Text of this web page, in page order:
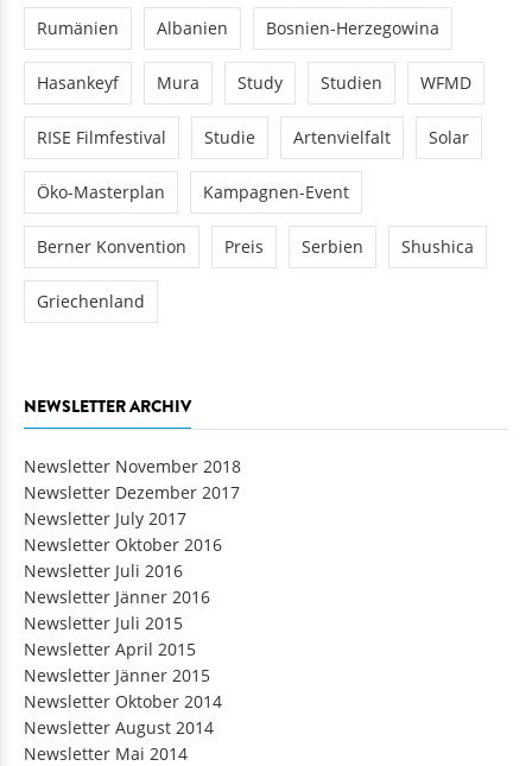
Rumänien Albanien Bosnien-Herzegowina
Hasankeyf Mura Study Studien WFMD
RISE Filmfestival Studie Artenvielfalt Solar
Öko-Masterplan Kampagnen-Event
Berner Konvention Preis Serbien Shushica
Griechenland
NEWSLETTER ARCHIV
Newsletter November 2018
Newsletter Dezember 2017
Newsletter July 2017
Newsletter Oktober 2016
Newsletter Juli 2016
Newsletter Jänner 2016
Newsletter Juli 2015
Newsletter April 2015
Newsletter Jänner 2015
Newsletter Oktober 2014
Newsletter August 2014
Newsletter Mai 2014